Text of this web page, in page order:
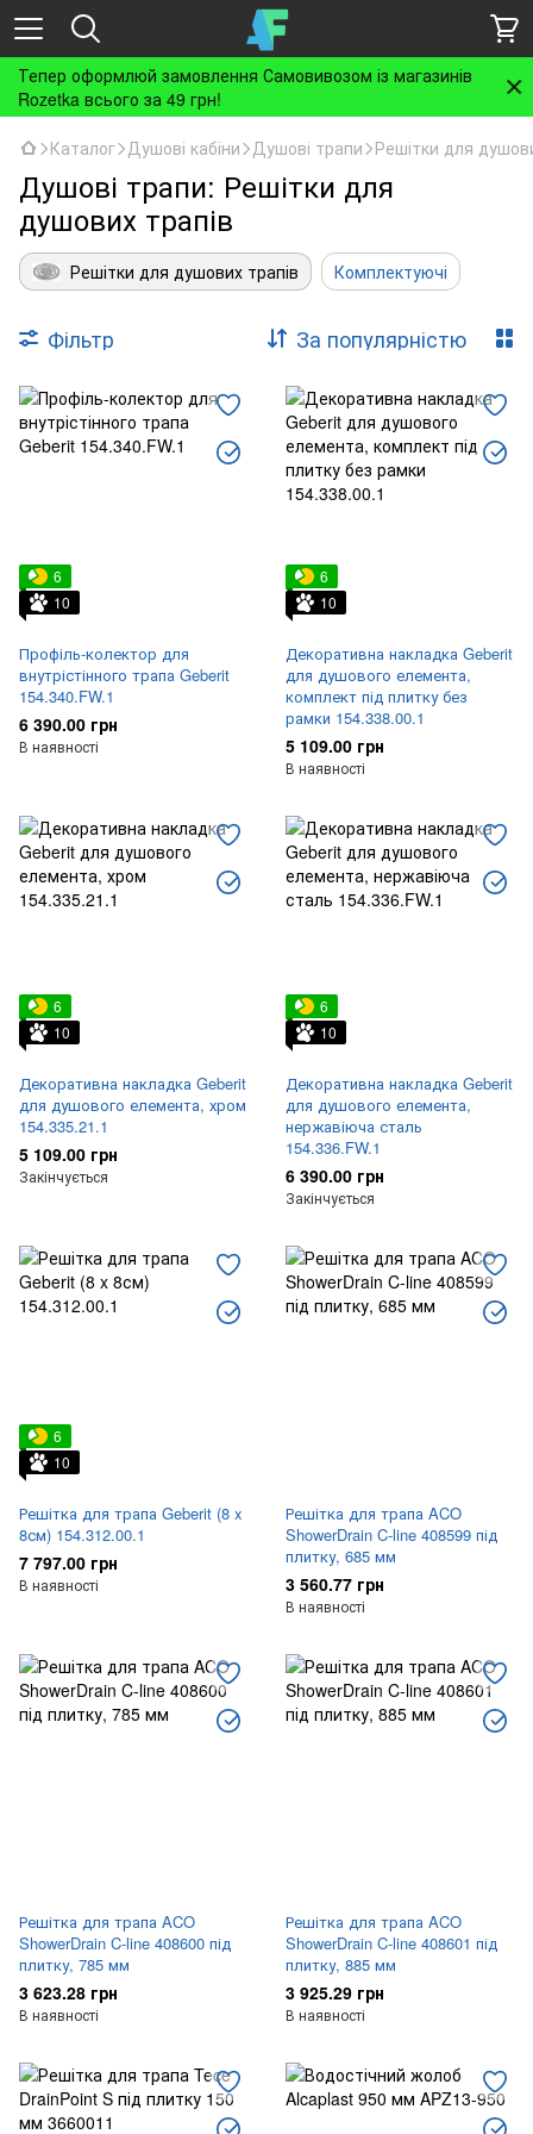
Тепер оформлюй замовлення Самовивозом із магазинів
Rozetka всього за 49 грн!
Каталог Душові кабіни Душові трапи Решітки для
Душові трапи: Решітки для
душових трапів
Решітки для душових трапів Комплектуючі
Фільтр За популярністю
6
10
Профіль-колектор для
внутрістінного трапа Geberit
154.340.FW.1
6 390.00 грн
В наявності
6
10
Декоративна накладка Geberit
для душового елемента,
комплект під плитку без
рамки 154.338.00.1
5 109.00 грн
В наявності
6
10
Декоративна накладка Geberit
для душового елемента, хром
154.335.21.1
5 109.00 грн
Закінчується
6
10
Декоративна накладка Geberit
для душового елемента,
нержавіюча сталь
154.336.FW.1
6 390.00 грн
Закінчується
6
10
Решітка для трапа Geberit (8 x
8см) 154.312.00.1
7 797.00 грн
В наявності
Решітка для трапа ACO
ShowerDrain C-line 408599 під
плитку, 685 мм
3 560.77 грн
В наявності
Решітка для трапа ACO
ShowerDrain C-line 408600 під
плитку, 785 мм
3 623.28 грн
В наявності
Решітка для трапа ACO
ShowerDrain C-line 408601 під
плитку, 885 мм
3 925.29 грн
В наявності